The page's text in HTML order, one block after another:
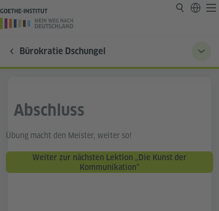
Bürokratie Dschungel
Abschluss
Übung macht den Meister, weiter so!
Weiter zur nächsten Lektion „Die Kunst der
Kommunikation“